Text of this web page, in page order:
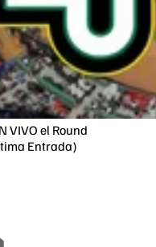
VIVO el Round
Entrada)